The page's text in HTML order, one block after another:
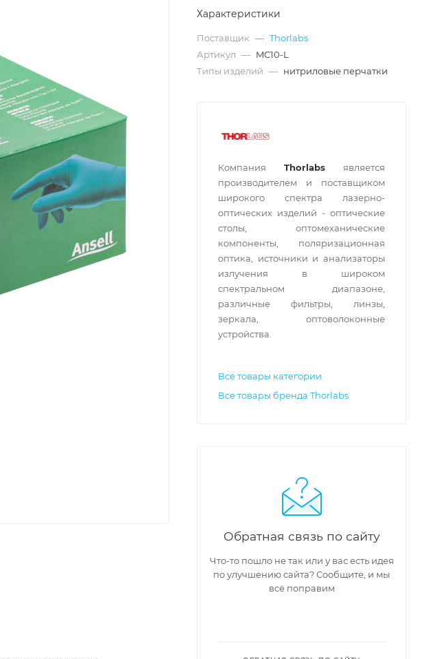
Характеристики
Поставщик — Thorlabs
Артикул — MC10-L
Типы изделий — нитриловые перчатки
Компания Thorlabs является
производителем и поставщиком
широкого спектра лазерно-
оптических изделий - оптические
столы, оптомеханические
компоненты, поляризационная
оптика, источники и анализаторы
излучения в широком
спектральном диапазоне,
различные фильтры, линзы,
зеркала, оптоволоконные
устройства.
Все товары категории
Все товары бренда Thorlabs
Обратная связь по сайту
Что-то пошло не так или у вас есть идея
по улучшению сайта? Сообщите, и мы
всё поправим